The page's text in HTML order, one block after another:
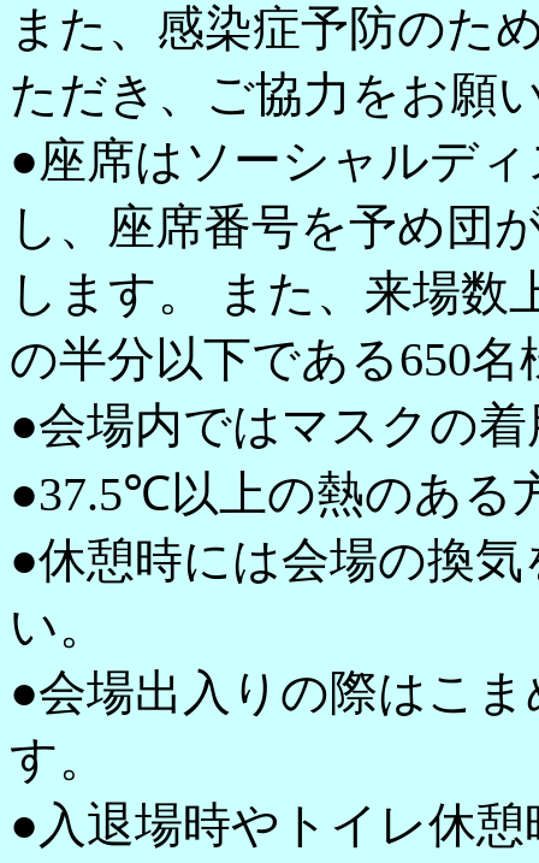
また、感染症予防のた
ただき、ご協力をお願
●座席はソーシャルデ
し、座席番号を予め団
します。 また、来場
の半分以下である650
●会場内ではマスクの
●37.5℃以上の熱のある
●休憩時には会場の換
い。
●会場出入りの際はこ
す。
●入退場時やトイレ休